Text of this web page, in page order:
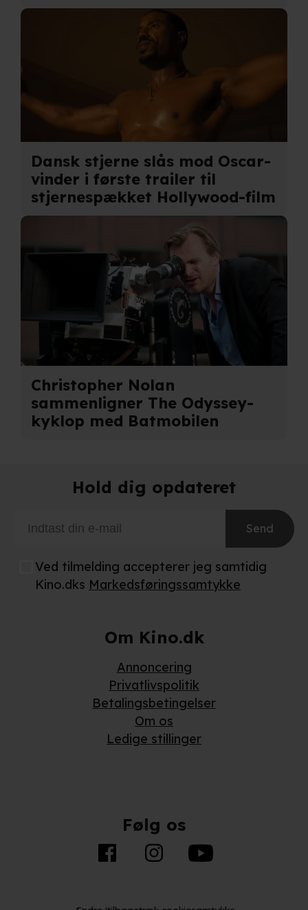
Dansk stjerne slås mod Oscar-
vinder i første trailer til
stjernespækket Hollywood-film
Christopher Nolan
sammenligner The Odyssey-
kyklop med Batmobilen
Hold dig opdateret
Send
Ved tilmelding accepterer jeg samtidig
Kino.dks Markedsføringssamtykke
Om Kino.dk
Annoncering
Privatlivspolitik
Betalingsbetingelser
Om os
Ledige stillinger
Følg os